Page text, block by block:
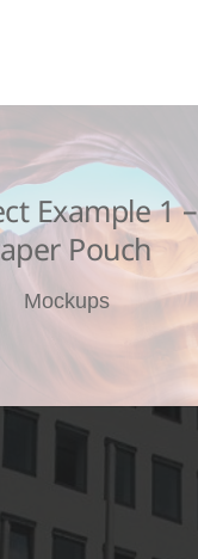
Example 1 –
Pouch
Mockups